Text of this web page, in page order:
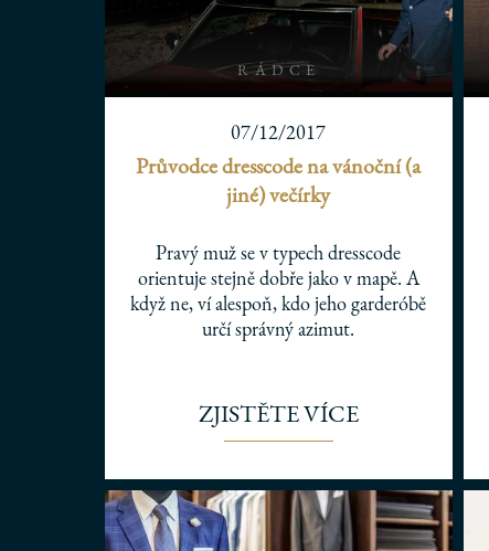
RÁDCE
07/12/2017
Průvodce dresscode na vánoční (a
jiné) večírky
Pravý muž se v typech dresscode
orientuje stejně dobře jako v mapě. A
když ne, ví alespoň, kdo jeho garderóbě
určí správný azimut.
ZJISTĚTE VÍCE